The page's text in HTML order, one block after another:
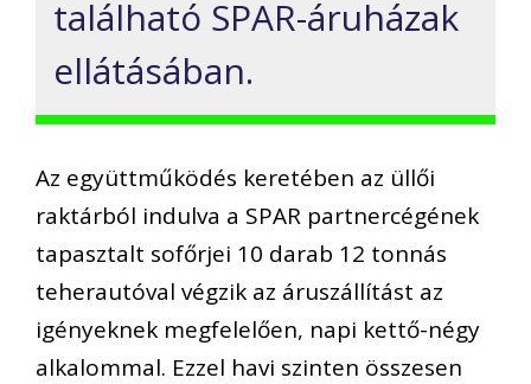
található SPAR-áruházak
ellátásában.
Az együttműködés keretében az üllői
raktárból indulva a SPAR partnercégének
tapasztalt sofőrjei 10 darab 12 tonnás
teherautóval végzik az áruszállítást az
igényeknek megfelelően, napi kettő-négy
alkalommal. Ezzel havi szinten összesen